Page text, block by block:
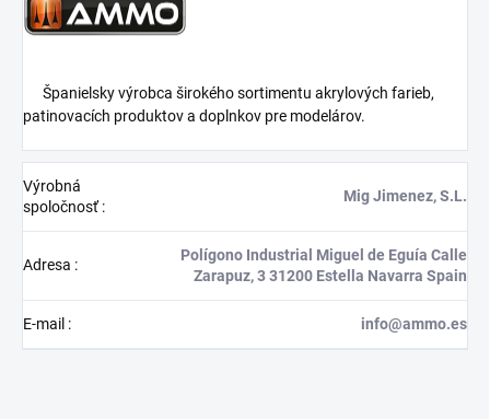
Španielsky výrobca širokého sortimentu akrylových farieb,
patinovacích produktov a doplnkov pre modelárov.
Výrobná
spoločnosť:
Mig Jimenez, S.L.
Adresa :
Polígono Industrial Miguel de Eguía Calle
Zarapuz, 3 31200 Estella Navarra Spain
E-mail : info@ammo.es